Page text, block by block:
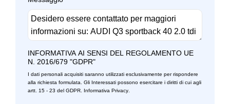
Sistema audio
Sistema di assistenza al mantenimento della corsia
Sistema di chiamata d'emergenza
Sistema di frenata anti collisione
Sistema di navigazione
Interni personalizzazione colori
Pacchetto
Pacchetto luci interne parzialmente a led
INFORMATIVA AI SENSI DEL REGOLAMENTO UE
N. 2016/679 "GDPR"
I dati personali acquisiti saranno utilizzati esclusivamente per rispondere
alla richiesta formulata. Gli Interessati possono esercitare i diritti di cui agli
artt. 15 - 23 del GDPR.
Informativa Privacy.